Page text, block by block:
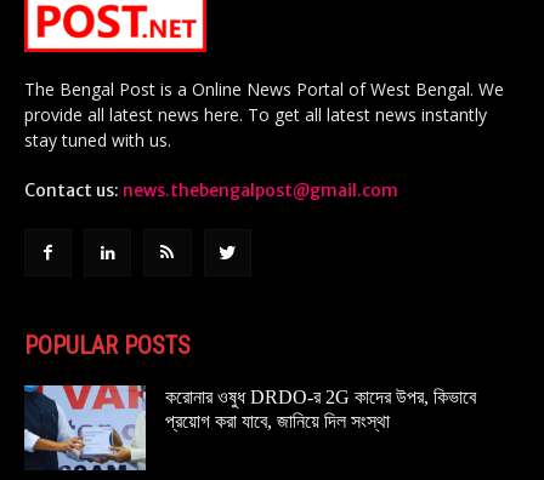
The Bengal Post is a Online News Portal of West Bengal. We
provide all latest news here. To get all latest news instantly
stay tuned with us.
Contact us: news.thebengalpost@gmail.com
POPULAR POSTS
করোনার ওষুধ DRDO-র 2G কাদের উপর, কিভাবে
প্রয়োগ করা যাবে, জানিয়ে দিল সংস্থা